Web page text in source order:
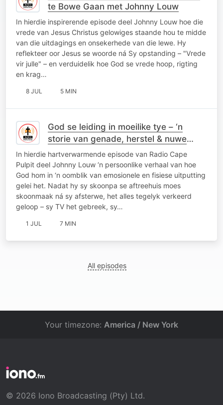
te Bowe Gaan met Johnny Louw
In hierdie inspirerende episode deel Johnny Louw hoe die
vrede van Jesus Christus gelowiges staande hou te midde
van die uitdagings en onsekerhede van die lewe. Hy
reflekteer oor Jesus se woorde ná Sy opstanding – "Vrede
vir julle" – en verduidelik hoe God se vrede hoop, rigting
en krag…
8 JUL 5 MIN
God se leiding in moeilike tye – ‘n
storie van genade, herstel & nuwe
vriende
In hierdie hartverwarmende episode van Radio Cape
Pulpit deel Johnny Louw ‘n persoonlike verhaal van hoe
God hom in ‘n oomblik van emosionele en fisiese uitputting
gelei het. Nadat hy sy skoonpa se aftreehuis moes
skoonmaak ná sy afsterwe, het alles tegelyk verkeerd
geloop – sy TV het gebreek, sy…
1 JUL 7 MIN
All episodes
Your timezone: America / New York
© 2026 Iono Broadcasting (Pty) Ltd.